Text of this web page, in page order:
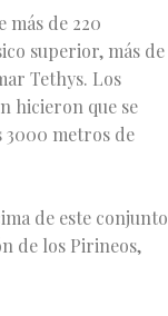
más de 220
superior, más de
Tethys. Los
hicieron que se
3000 metros de
de este conjunto
de los Pirineos,